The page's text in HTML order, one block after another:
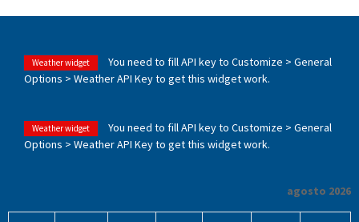
Weather widget
You need to fill API key to Customize > General
Options > Weather API Key to get this widget work.
Weather widget
You need to fill API key to Customize > General
Options > Weather API Key to get this widget work.
agosto 2026